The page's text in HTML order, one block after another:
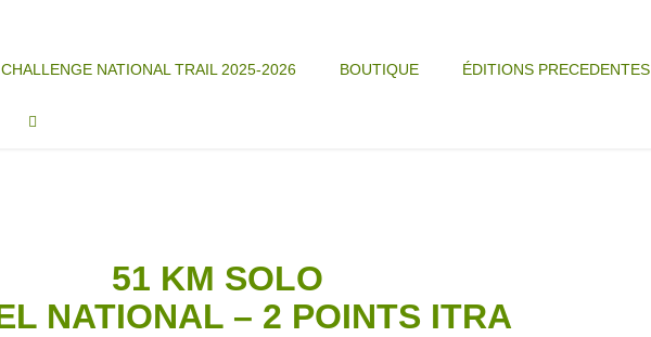
CHALLENGE NATIONAL TRAIL 2025-2026 BOUTIQUE ÉDITIONS PRECEDENTES
51 KM SOLO
NATIONAL – 2 POINTS ITRA